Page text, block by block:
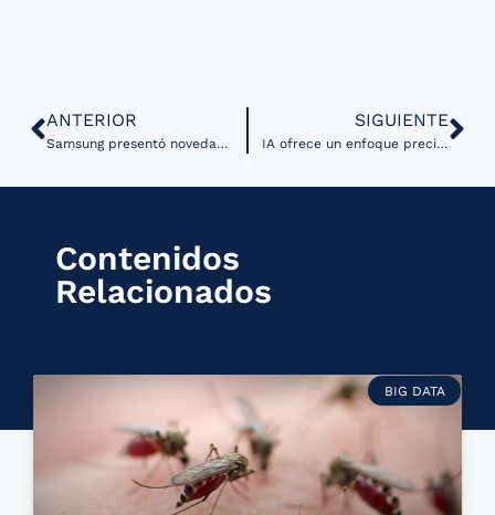
ANTERIOR
Samsung presentó novedades sobre su anillo inteligente
SIGUIENTE
IA ofrece un enfoque preciso de patología de precisión para cáncer
Contenidos
Relacionados
BIG DATA